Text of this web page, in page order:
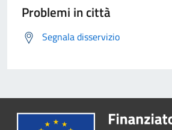
Problemi in città
Segnala disservizio